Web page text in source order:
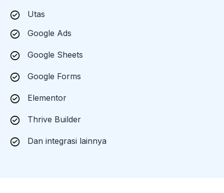
Utas
Google Ads
Google Sheets
Google Forms
Elementor
Thrive Builder
Dan integrasi lainnya